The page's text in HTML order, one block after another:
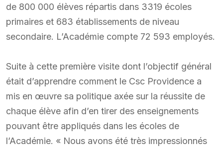
de 800 000 élèves répartis dans 3319 écoles
primaires et 683 établissements de niveau
secondaire. L’Académie compte 72 593 employés.
Suite à cette première visite dont l’objectif général
était d’apprendre comment le Csc Providence a
mis en œuvre sa politique axée sur la réussite de
chaque élève afin d’en tirer des enseignements
pouvant être appliqués dans les écoles de
l’Académie. « Nous avons été très impressionnés